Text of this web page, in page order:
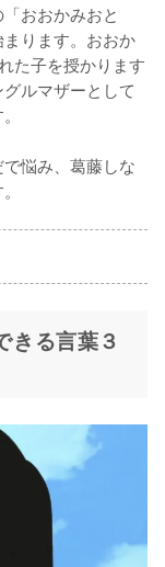
おおかみおと
ります。おおか
た子を授かります
ルマザーとして
悩み、葛藤しな
きる言葉３